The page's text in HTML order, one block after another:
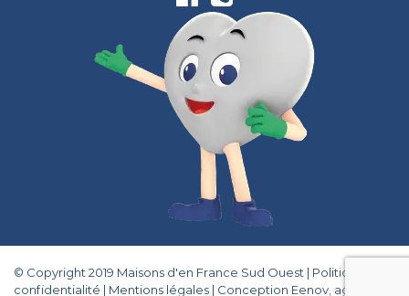
© Copyright 2019 Maisons d'en France Sud Ouest | Politique de
confidentialité | Mentions légales | Conception Eenov, agence